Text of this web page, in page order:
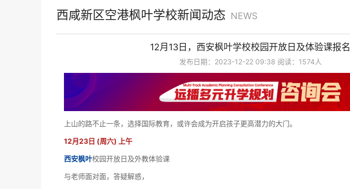
西咸新区空港枫叶学校新闻动态 NEWS
12月13日，西安枫叶学校校园开放日及体验课报名
发布日期：2023-12-22 09:38 阅读：1574人
上山的路不止一条，选择国际教育，或许会成为开启孩子更高潜力的大门。
12月23日 (周六) 上午
西安枫叶校园开放日及外教体验课
与老师面对面，答疑解惑，